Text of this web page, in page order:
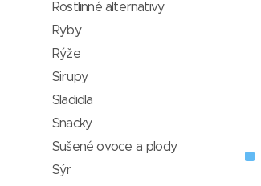
Rostlinné alternativy
Ryby
Rýže
Sirupy
Sladidla
Snacky
Sušené ovoce a plody
Sýr